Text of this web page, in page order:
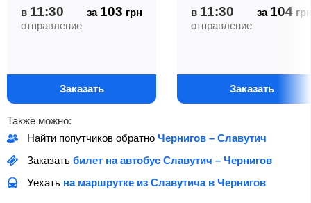
в 11:30 за 103 грн
отправление
Заказать
в 11:30 за 104
отправление
Заказать
Также можно:
Найти попутчиков обратно Чернигов – Славутич
Заказать билет на автобус Славутич – Чернигов
Уехать на маршрутке из Славутича в Чернигов